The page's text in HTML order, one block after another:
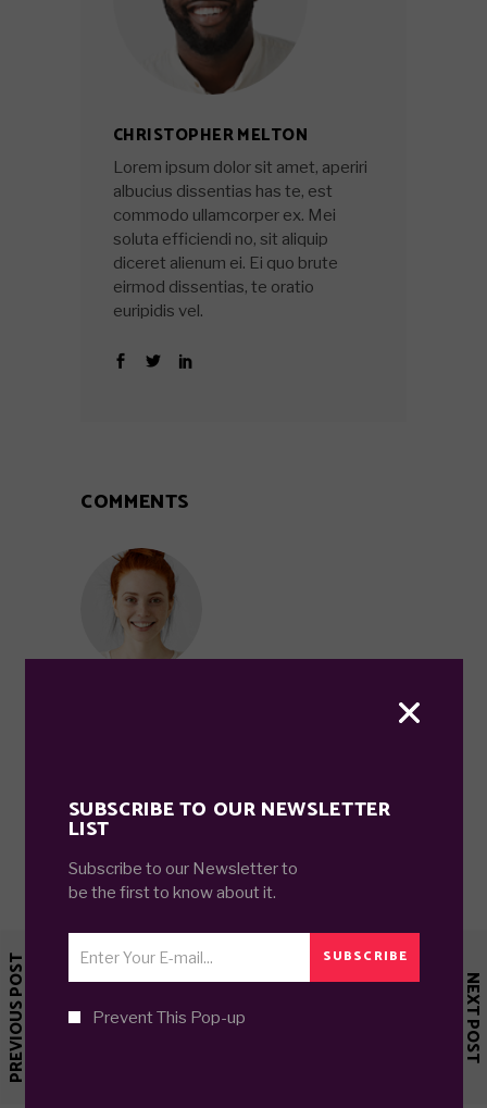
SUBSCRIBE TO OUR NEWSLETTER
LIST
Subscribe to our Newsletter to
be the first to know about it.
SUBSCRIBE
Prevent This Pop-up
CHRISTOPHER MELTON
Lorem ipsum dolor sit amet, aperiri
albucius dissentias has te, est
commodo ullamcorper ex. Mei
soluta efficiendi no, sit aliquip
diceret alienum ei. Ei quo brute
eirmod dissentias, te oratio
euripidis vel.
PREVIOUS POST NEXT POST
COMMENTS
et doloremag na aliqa. Ut enim ad
exercitation ullamco laboris nisi ut.
